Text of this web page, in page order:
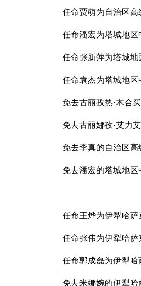
任命贾萌为自治区
任命潘宏为塔城地
任命张新萍为塔城
任命袁杰为塔城地
免去古丽孜热·木合
免去古丽娜孜·艾力
免去李真的自治区
免去潘宏的塔城地
任命王烨为伊犁哈
任命张伟为伊犁哈
任命郭成磊为伊犁
免去米娜婉的伊犁